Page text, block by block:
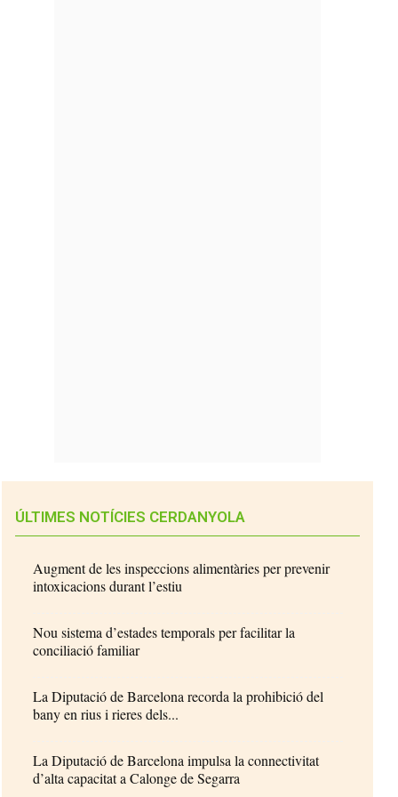
ÚLTIMES NOTÍCIES CERDANYOLA
Augment de les inspeccions alimentàries per prevenir
intoxicacions durant l’estiu
Nou sistema d’estades temporals per facilitar la
conciliació familiar
La Diputació de Barcelona recorda la prohibició del
bany en rius i rieres dels...
La Diputació de Barcelona impulsa la connectivitat
d’alta capacitat a Calonge de Segarra